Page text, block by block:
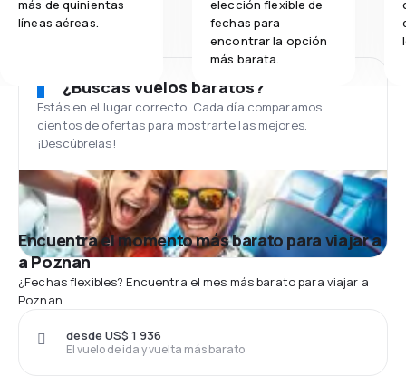
más de quinientas
líneas aéreas.
elección flexible de
fechas para
encontrar la opción
más barata.
¿Buscas vuelos baratos?
Estás en el lugar correcto. Cada día comparamos
cientos de ofertas para mostrarte las mejores.
¡Descúbrelas!
Encuentra el momento más barato para viajar a
a Poznan
¿Fechas flexibles? Encuentra el mes más barato para viajar a
Poznan
El vuelo de ida y vuelta más barato
desde US$ 1 936